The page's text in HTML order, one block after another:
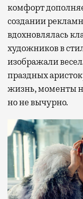
комфорт
создании
вдохновлялась
художников в
изображали
праздных
жизнь, моменты
но не вычурно.